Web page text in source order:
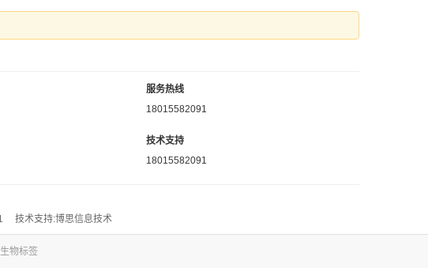
服务热线
18015582091
技术支持
18015582091
技术支持:博思信息技术
物标签